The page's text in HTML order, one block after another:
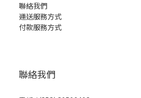
聯絡我們
運送服務方式
付款服務方式
聯絡我們